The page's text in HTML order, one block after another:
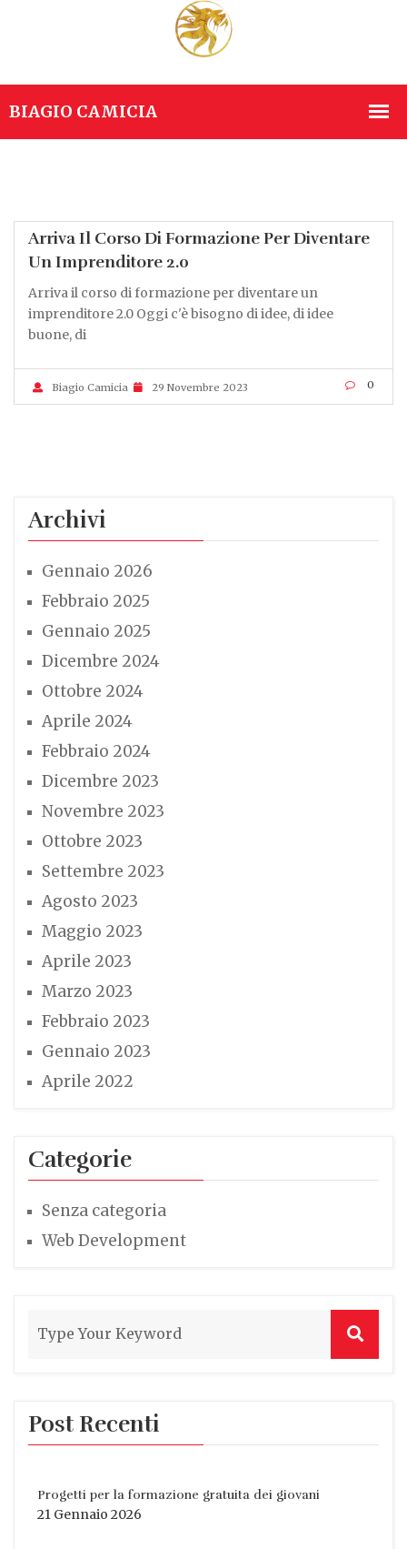
Arriva Il Corso Di Formazione Per Diventare
Un Imprenditore 2.0
Arriva il corso di formazione per diventare un
imprenditore 2.0 Oggi c'è bisogno di idee, di idee
buone, di
Biagio Camicia 29 Novembre 2023 0
Archivi
Gennaio 2026
Febbraio 2025
Gennaio 2025
Dicembre 2024
Ottobre 2024
Aprile 2024
Febbraio 2024
Dicembre 2023
Novembre 2023
Ottobre 2023
Settembre 2023
Agosto 2023
Maggio 2023
Aprile 2023
Marzo 2023
Febbraio 2023
Gennaio 2023
Aprile 2022
Categorie
Senza categoria
Web Development
Post Recenti
Progetti per la formazione gratuita dei giovani
21 Gennaio 2026